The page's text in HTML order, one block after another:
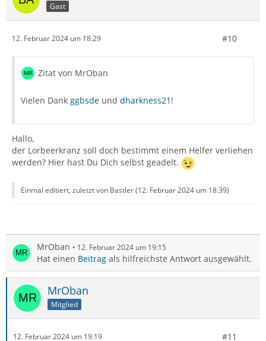
Gast
12. Februar 2024 um 18:29 #10
Zitat von MrOban
Vielen Dank ggbsde und dharkness21 !
Hallo,
der Lorbeerkranz soll doch bestimmt einem Helfer verliehen
werden? Hier hast Du Dich selbst geadelt.
Einmal editiert, zuletzt von Bastler (12. Februar 2024 um 18:39)
MrOban 12. Februar 2024 um 19:15
Hat einen Beitrag als hilfreichste Antwort ausgewählt.
MrOban
Mitglied
12. Februar 2024 um 19:19 #11